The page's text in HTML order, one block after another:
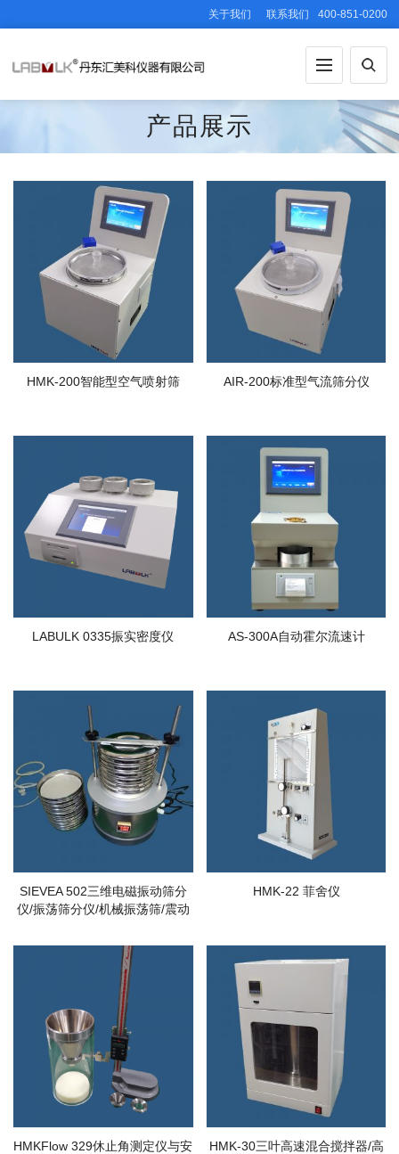
关于我们 联系我们 400-851-0200
产品展示
HMK-200智能型空气喷射筛 AIR-200标准型气流筛分仪
LABULK 0335振实密度仪 AS-300A自动霍尔流速计
SIEVEA 502三维电磁振动筛分
仪/振荡筛分仪/机械振荡筛/震动
HMK-22 菲舍仪
HMKFlow 329休止角测定仪与安
HMK-30三叶高速混合搅拌器/高